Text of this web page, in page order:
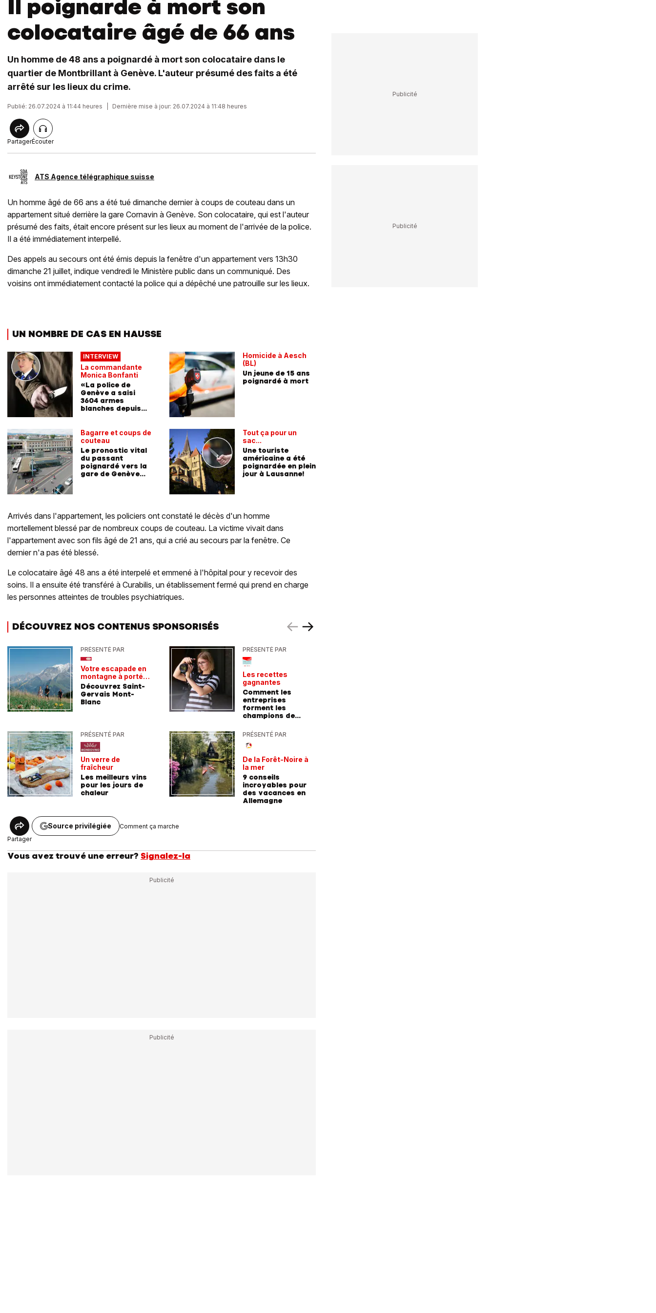
Il poignarde à mort son
colocataire âgé de 66 ans
Un homme de 48 ans a poignardé à mort son colocataire dans le
quartier de Montbrillant à Genève. L'auteur présumé des faits a été
arrêté sur les lieux du crime.
Publié: 26.07.2024 à 11:44 heures Dernière mise à jour: 26.07.2024 à 11:48 heures
PartagerÉcouter
ATS Agence télégraphique suisse
Un homme âgé de 66 ans a été tué dimanche dernier à coups de couteau dans un
appartement situé derrière la gare Cornavin à Genève. Son colocataire, qui est l'auteur
présumé des faits, était encore présent sur les lieux au moment de l'arrivée de la police.
Il a été immédiatement interpellé.
Des appels au secours ont été émis depuis la fenêtre d'un appartement vers 13h30
dimanche 21 juillet, indique vendredi le Ministère public dans un communiqué. Des
voisins ont immédiatement contacté la police qui a dépêché une patrouille sur les lieux.
UN NOMBRE DE CAS EN HAUSSE
INTERVIEW
La commandante
Monica Bonfanti
«La police de
Genève a saisi
3604 armes
blanches depuis
Bagarre et coups de
couteau
Le pronostic vital
du passant
poignardé vers la
gare de Genève
Homicide à Aesch
(BL)
Un jeune de 15 ans
poignardé à mort
Tout ça pour un
sac...
Une touriste
américaine a été
poignardée en plein
jour à Lausanne!
Arrivés dans l'appartement, les policiers ont constaté le décès d'un homme
mortellement blessé par de nombreux coups de couteau. La victime vivait dans
l'appartement avec son fils âgé de 21 ans, qui a crié au secours par la fenêtre. Ce
dernier n'a pas été blessé.
Le colocataire âgé 48 ans a été interpelé et emmené à l'hôpital pour y recevoir des
soins. Il a ensuite été transféré à Curabilis, un établissement fermé qui prend en charge
les personnes atteintes de troubles psychiatriques.
DÉCOUVREZ NOS CONTENUS SPONSORISÉS
PRÉSENTÉ PAR
Votre escapade en
montagne à portée
de train
Découvrez Saint-
Gervais Mont-
Blanc
PRÉSENTÉ PAR
Un verre de
fraîcheur
Les meilleurs vins
pour les jours de
chaleur
PRÉSENTÉ PAR
Les recettes
gagnantes
Comment les
entreprises
forment les
champions de
PRÉSENTÉ PAR
De la Forêt-Noire à
la mer
9 conseils
incroyables pour
des vacances en
Allemagne
Partager
Source privilégiée Comment ça marche
Vous avez trouvé une erreur? Signalez-la